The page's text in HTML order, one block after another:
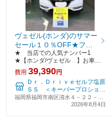
ヴェゼル(ホンダ)のサマー
セール１０％OFF★フレ
ッシュキーパー【”キレ
イ”と”楽”を両立させよ
う！】
★ 当店での人気ナンバー1
★【ホンダ/ヴェゼル 】お車の
サイズ Ｌサイズ★フレッシュキ
ーパー 【”キレイ”と”楽”を両立
させよう！】雨が降るたび、勝手
にキレイ！！★ノーメンテナンス
で1年耐久青空駐車
費用 39,390円
Ｄｒ．Ｄｒｉｖｅセルフ塩原
ＳＳ ＜キーパープロショッ
プ＞
福岡県福岡市南区清水４－２２－２
2026年8月4日